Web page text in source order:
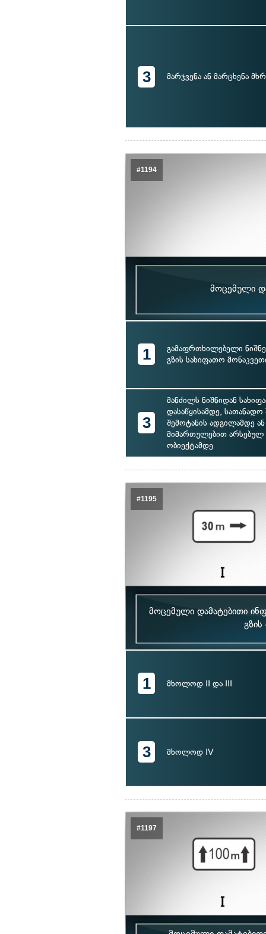
3 მარჯვენა ან მარცხენა
#1194
მოცემული
1
გამაფრთხილებელი
გზის სახიფათო
3
მანძილს ნიშნიდან
დასაწყისამდე,
შემოტანის ადგილამდე
მიმართულებით არსებულ
ობიექტამდე
#1195
მოცემული დამატებითი
1 მხოლოდ II და III
3 მხოლოდ IV
#1197